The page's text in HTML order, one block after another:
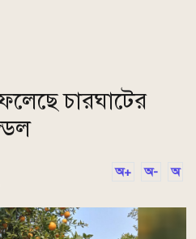
চারঘাটের
অ+ অ- অ